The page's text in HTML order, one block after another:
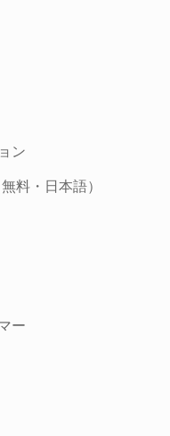
ン
料・日本語）
ー